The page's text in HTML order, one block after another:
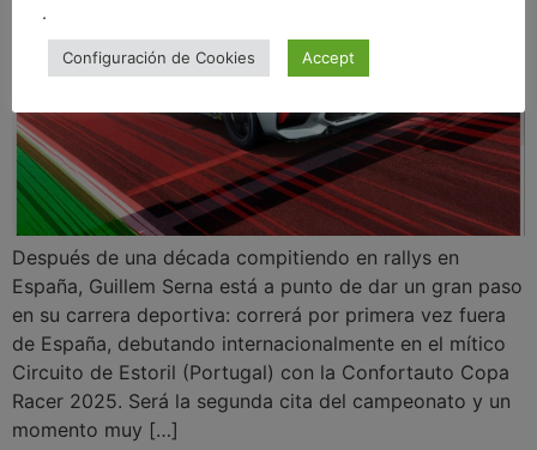
Después de una década compitiendo en rallys en
España, Guillem Serna está a punto de dar un gran paso
en su carrera deportiva: correrá por primera vez fuera
de España, debutando internacionalmente en el mítico
Circuito de Estoril (Portugal) con la Confortauto Copa
Racer 2025. Será la segunda cita del campeonato y un
momento muy […]
.
Configuración de Cookies Accept